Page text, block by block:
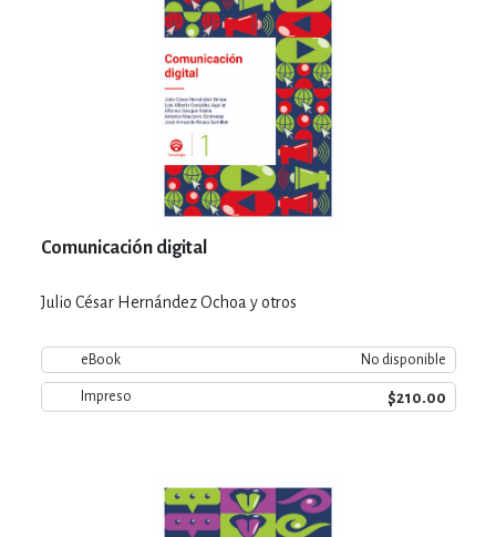
Comunicación digital
Julio César Hernández Ochoa y otros
eBook No disponible
Impreso $210.00